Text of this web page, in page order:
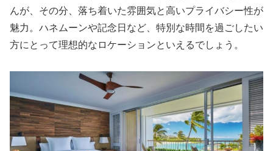
んが、その分、落ち着いた雰囲気と高いプライバシー性が
魅力。ハネムーンや記念日など、特別な時間を過ごしたい
方にとって理想的なロケーションといえるでしょう。